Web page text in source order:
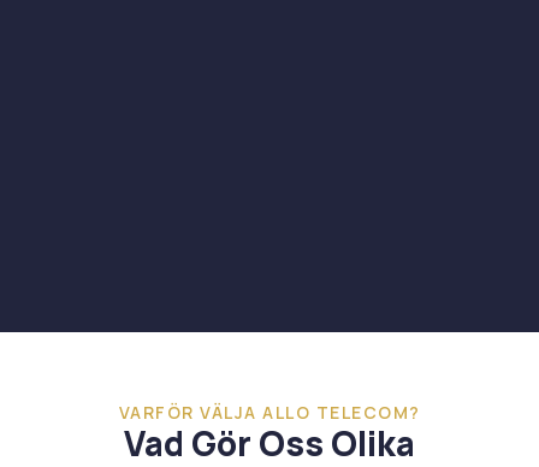
VARFÖR VÄLJA ALLO TELECOM?
Vad Gör Oss Olika